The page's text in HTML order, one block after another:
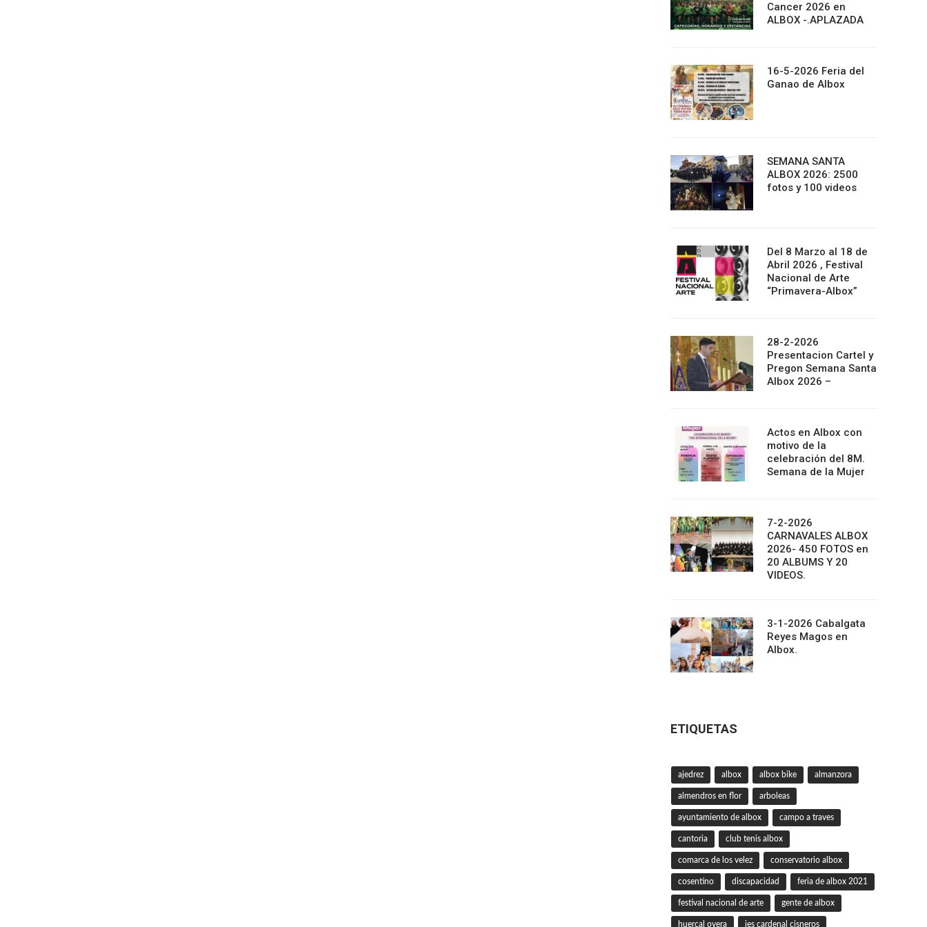
Cancer 2026 en
ALBOX -.APLAZADA
16-5-2026 Feria del
Ganao de Albox
SEMANA SANTA
ALBOX 2026: 2500
fotos y 100 videos
Del 8 Marzo al 18 de
Abril 2026 , Festival
Nacional de Arte
“Primavera-Albox”
28-2-2026
Presentacion Cartel y
Pregon Semana Santa
Albox 2026 –
Actos en Albox con
motivo de la
celebración del 8M.
Semana de la Mujer
7-2-2026
CARNAVALES ALBOX
2026- 450 FOTOS en
20 ALBUMS Y 20
VIDEOS.
3-1-2026 Cabalgata
Reyes Magos en
Albox.
ETIQUETAS
ajedrez albox albox bike almanzora
almendros en flor arboleas
ayuntamiento de albox campo a traves
cantoria club tenis albox
comarca de los velez conservatorio albox
cosentino discapacidad feria de albox 2021
festival nacional de arte gente de albox
huercal overa ies cardenal cisneros